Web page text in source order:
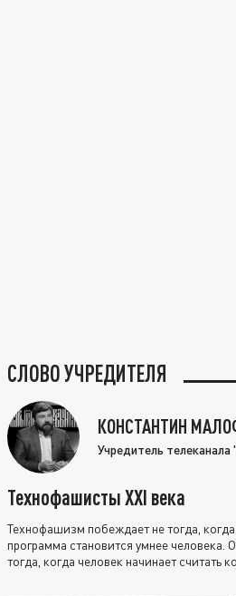
СЛОВО УЧРЕДИТЕЛЯ
КОНСТАНТИН
Учредитель
Технофашисты XXI века
Технофашизм побеждает не тогда,
программа становится умнее человека.
тогда, когда человек начинает считать